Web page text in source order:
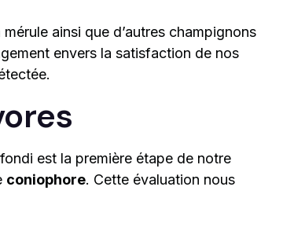
ainsi que d’autres champignons
envers la satisfaction de nos
est la première étape de notre
coniophore. Cette évaluation nous